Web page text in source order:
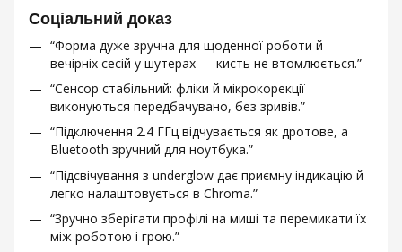
Соціальний доказ
“Форма дуже зручна для щоденної роботи й
вечірніх сесій у шутерах — кисть не втомлюється.”
“Сенсор стабільний: фліки й мікрокорекції
виконуються передбачувано, без зривів.”
“Підключення 2.4 ГГц відчувається як дротове, а
Bluetooth зручний для ноутбука.”
“Підсвічування з underglow дає приємну індикацію й
легко налаштовується в Chroma.”
“Зручно зберігати профілі на миші та перемикати їх
між роботою і грою.”